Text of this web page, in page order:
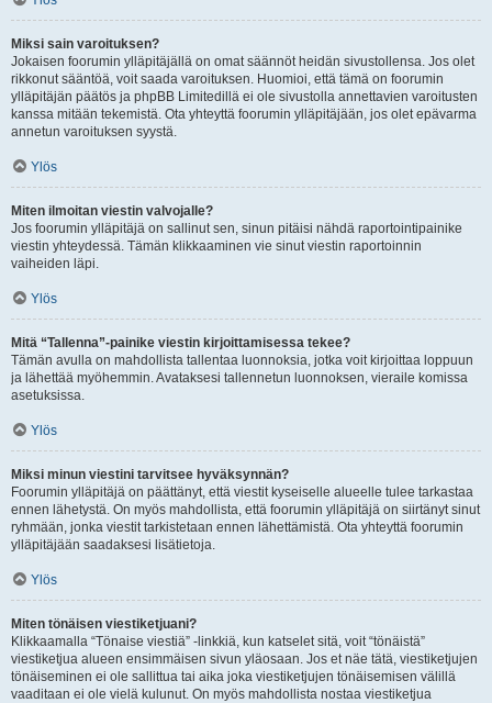
Miksi sain varoituksen?
Jokaisen foorumin ylläpitäjällä on omat säännöt heidän sivustollensa. Jos olet
rikkonut sääntöä, voit saada varoituksen. Huomioi, että tämä on foorumin
ylläpitäjän päätös ja phpBB Limitedillä ei ole sivustolla annettavien varoitusten
kanssa mitään tekemistä. Ota yhteyttä foorumin ylläpitäjään, jos olet epävarma
annetun varoituksen syystä.
Ylös
Miten ilmoitan viestin valvojalle?
Jos foorumin ylläpitäjä on sallinut sen, sinun pitäisi nähdä raportointipainike
viestin yhteydessä. Tämän klikkaaminen vie sinut viestin raportoinnin
vaiheiden läpi.
Ylös
Mitä “Tallenna”-painike viestin kirjoittamisessa tekee?
Tämän avulla on mahdollista tallentaa luonnoksia, jotka voit kirjoittaa loppuun
ja lähettää myöhemmin. Avataksesi tallennetun luonnoksen, vieraile komissa
asetuksissa.
Ylös
Miksi minun viestini tarvitsee hyväksynnän?
Foorumin ylläpitäjä on päättänyt, että viestit kyseiselle alueelle tulee tarkastaa
ennen lähetystä. On myös mahdollista, että foorumin ylläpitäjä on siirtänyt sinut
ryhmään, jonka viestit tarkistetaan ennen lähettämistä. Ota yhteyttä foorumin
ylläpitäjään saadaksesi lisätietoja.
Ylös
Miten tönäisen viestiketjuani?
Klikkaamalla “Tönaise viestiä” -linkkiä, kun katselet sitä, voit “tönäistä”
viestiketjua alueen ensimmäisen sivun yläosaan. Jos et näe tätä, viestiketjujen
tönäiseminen ei ole sallittua tai aika joka viestiketjujen tönäisemisen välillä
vaaditaan ei ole vielä kulunut. On myös mahdollista nostaa viestiketjua